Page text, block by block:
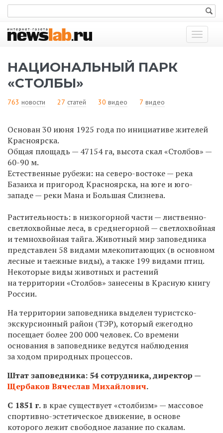
Показать
меню
НАЦИОНАЛЬНЫЙ ПАРК
«СТОЛБЫ»
763 новости 27 статей 30 видео 7 видео
Основан 30 июня 1925 года по инициативе жителей
Красноярска.
Общая площадь — 47154 га, высота скал «Столбов» —
60-90 м.
Естественные рубежи: на северо-востоке — река
Базаиха и пригород Красноярска, на юге и юго-
западе — реки Мана и Большая Слизнева.
Растительность: в низкогорной части — лиственно-
светлохвойные леса, в среднегорной — светлохвойная
и темнохвойная тайга. Животный мир заповедника
представлен 58 видами млекопитающих (в основном
лесные и таежные виды), а также 199 видами птиц.
Некоторые виды животных и растений
на территории «Столбов» занесены в Красную книгу
России.
На территории заповедника выделен туристско-
экскурсионный район (ТЭР), который ежегодно
посещает более 200 000 человек. Со времени
основания в заповеднике ведутся наблюдения
за ходом природных процессов.
Штат заповедника: 54 сотрудника, директор —
Щербаков Вячеслав Михайлович.
С 1851 г. в крае существует «столбизм» — массовое
спортивно-эстетическое движение, в основе
которого лежит свободное лазание по скалам.